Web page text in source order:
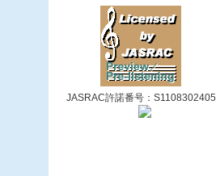
JASRAC許諾番号：S1108302405